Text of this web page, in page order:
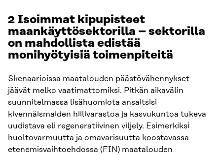
2 Isoimmat kipupisteet
maankäyttösektorilla – sektorilla
on mahdollista edistää
monihyötyisiä toimenpiteitä
Skenaarioissa maatalouden päästövähennykset
jäävät melko vaatimattomiksi. Pitkän aikavälin
suunnitelmassa lisähuomiota ansaitsisi
kivennäismaiden hiilivarastoa ja kasvukuntoa tukeva
uudistava eli regeneratiivinen viljely. Esimerkiksi
huoltovarmuutta ja omavarisuutta koostavassa
etenemisvaihtoehdossa (FIN) maatalouden